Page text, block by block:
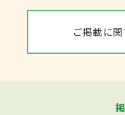
ご掲載に